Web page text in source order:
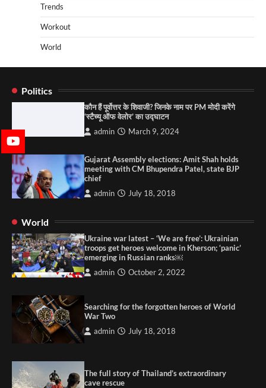
Trends
Workout
World
Politics
कौन हैं पूर्वोत्तर के शिवाजी? जिनके नाम पर PM मोदी करेंगे
‘स्टैच्यू ऑफ वेलोर’ का उद्घाटन
admin March 9, 2024
Gujarat Assembly elections: Amit Shah holds
meeting with CM Bhupendra Patel, state BJP
chief
admin July 18, 2018
World
Ukraine war latest – ‘We are free’: Ukrainian
troops get heroes welcome in Kherson; ‘panic’
emerging in Russian ranks￼
admin October 2, 2022
Searching for the forgotten heroes of World
War Two
admin July 18, 2018
The full story of Thailand’s extraordinary
cave rescue